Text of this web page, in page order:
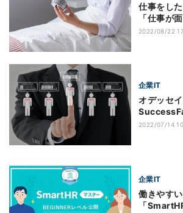
仕事をし
「仕事が
は？
2022/08/22
企業IT
オデッセ
能導入の
2022/07/14
企業IT
働きやす
「